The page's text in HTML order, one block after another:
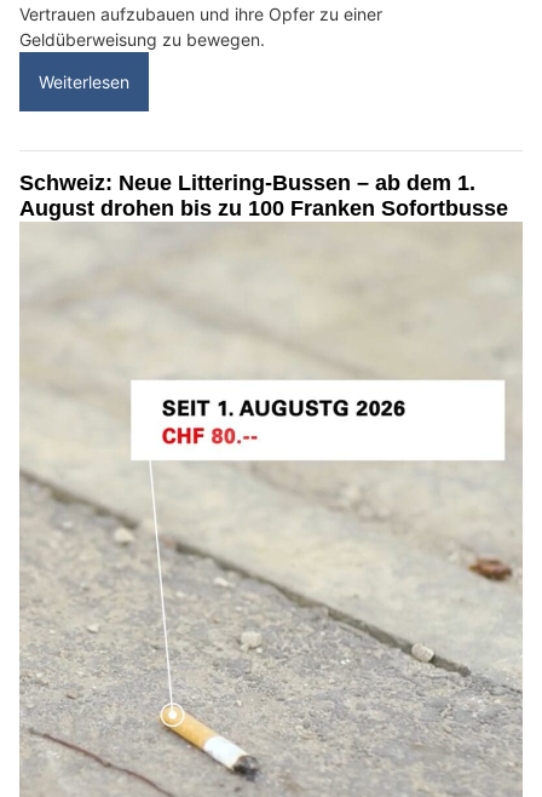
Vertrauen aufzubauen und ihre Opfer zu einer
Geldüberweisung zu bewegen.
Weiterlesen
Schweiz: Neue Littering-Bussen – ab dem 1.
August drohen bis zu 100 Franken Sofortbusse